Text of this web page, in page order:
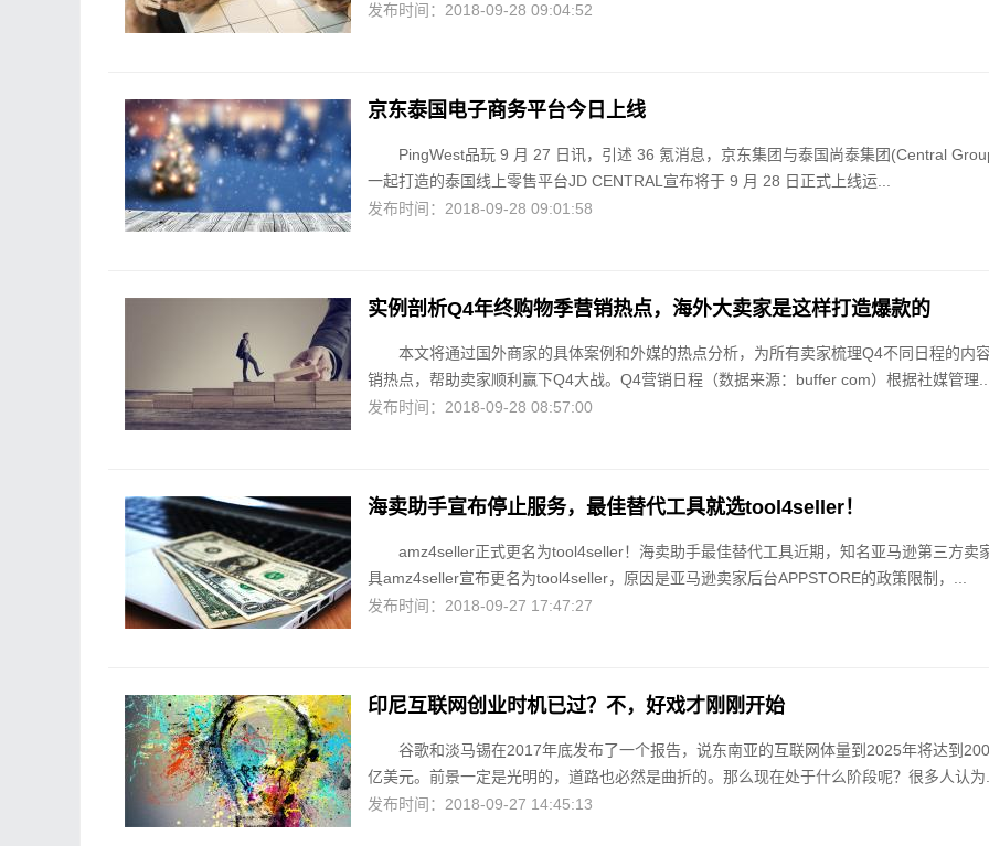
发布时间：2018-09-28 09:04:52
京东泰国电子商务平台今日上线
PingWest品玩 9 月 27 日讯，引述 36 氪消息，京东集团与泰国尚泰集团(Central
一起打造的泰国线上零售平台JD CENTRAL宣布将于 9 月 28 日正式上线运...
发布时间：2018-09-28 09:01:58
实例剖析Q4年终购物季营销热点，海外大卖家是这样打造爆款的
本文将通过国外商家的具体案例和外媒的热点分析，为所有卖家梳理Q4不同日程的内
销热点，帮助卖家顺利赢下Q4大战。Q4营销日程（数据来源：buffer com）根据社媒管理
发布时间：2018-09-28 08:57:00
海卖助手宣布停止服务，最佳替代工具就选tool4seller！
amz4seller正式更名为tool4seller！海卖助手最佳替代工具近期，知名亚马逊第三方卖
具amz4seller宣布更名为tool4seller，原因是亚马逊卖家后台APPSTORE的政策限制，...
发布时间：2018-09-27 17:47:27
印尼互联网创业时机已过？不，好戏才刚刚开始
谷歌和淡马锡在2017年底发布了一个报告，说东南亚的互联网体量到2025年将达到
亿美元。前景一定是光明的，道路也必然是曲折的。那么现在处于什么阶段呢？很多人认为
发布时间：2018-09-27 14:45:13